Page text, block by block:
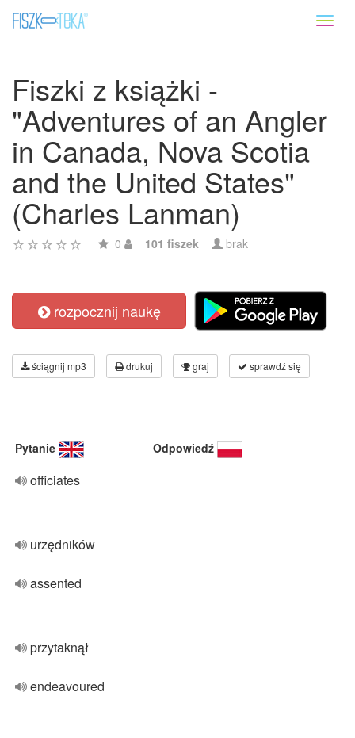
Fiszki z książki -
"Adventures of an Angler
in Canada, Nova Scotia
and the United States"
(Charles Lanman)
0 101 fiszek brak
rozpocznij naukę
ściągnij mp3 drukuj graj sprawdź się
Pytanie Odpowiedź
officiates
urzędników
assented
przytaknął
endeavoured